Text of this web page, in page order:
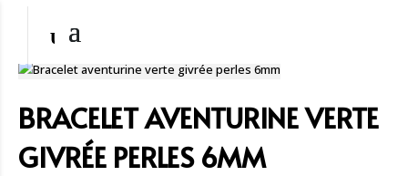
BRACELET AVENTURINE VERTE
GIVRÉE PERLES 6MM